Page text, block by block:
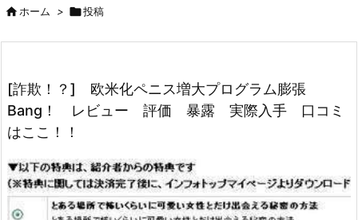
前へ

ホーム > 投稿
[詐欺！？] 欧米化ペニス増大プログラム膨張
Bang！ レビュー 評価 暴露 実際入手 口コミ
はここ！！